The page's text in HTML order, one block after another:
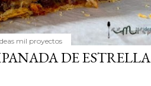
mil proyectos
DE ESTRELLA